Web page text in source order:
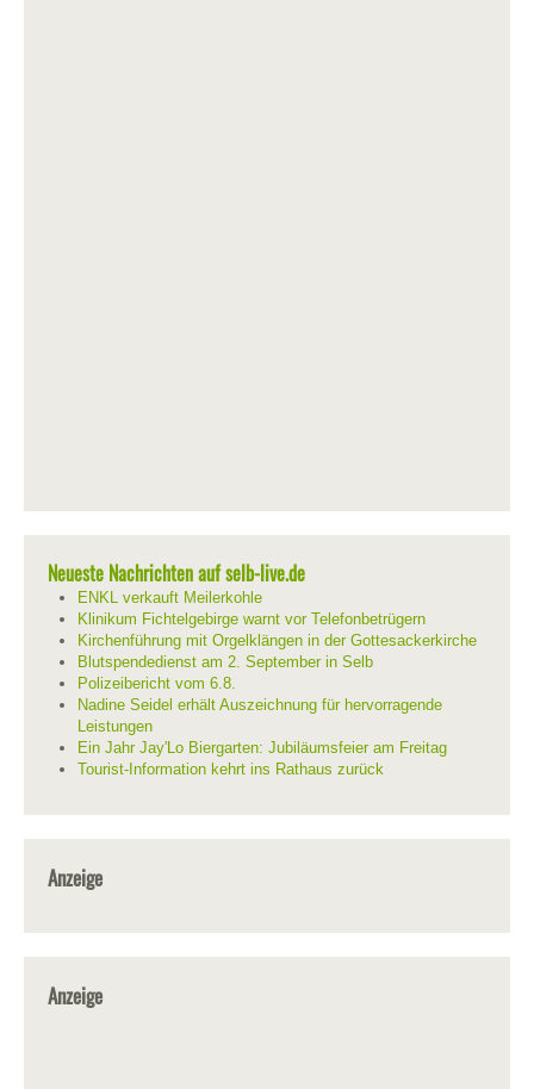
Neueste Nachrichten auf selb-live.de
ENKL verkauft Meilerkohle
Klinikum Fichtelgebirge warnt vor Telefonbetrügern
Kirchenführung mit Orgelklängen in der Gottesackerkirche
Blutspendedienst am 2. September in Selb
Polizeibericht vom 6.8.
Nadine Seidel erhält Auszeichnung für hervorragende
Leistungen
Ein Jahr Jay'Lo Biergarten: Jubiläumsfeier am Freitag
Tourist-Information kehrt ins Rathaus zurück
Anzeige
Anzeige